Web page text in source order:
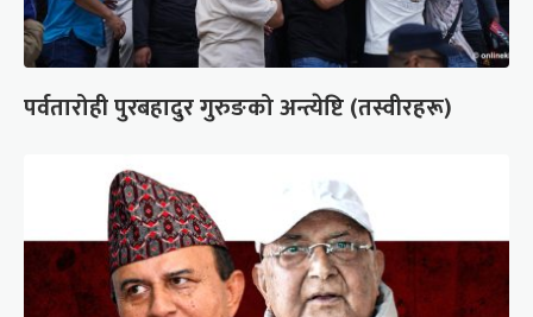
पर्वतारोही पुरबहादुर गुरुङको अन्त्येष्टि (तस्वीरहरू)